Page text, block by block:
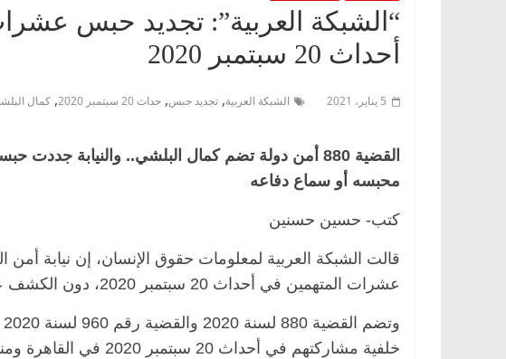
“الشبكة العربية”: تجديد حبس
أحداث 20 سبتمبر 2020
5 يناير، 2021 الشبكة العربية, تجديد حبس, حداث 20 سبتمبر 2020 , كمال
القضية 880 أمن دولة تضم كمال البلشي.. والنيابة
محبسه أو سماع دفاعه
كتب- حسين حسنين
قالت الشبكة العربية لمعلومات حقوق الإنسان، إن نيابة أمن
عشرات المتهمين في أحداث 20 سبتمبر 2020، دون الكشف عن تفاصيل جلستهم أو الأسماء.
خلفية مشاركتهم في أحداث 20 سبتمبر 2020 في القاهرة ومناطق متفرقة من المحافظات.
الرئيسية ناس وناس
في ذكرى رحيله.. د. نور فرحات فقيه
قانوني دافع عن قضايا الوطن وانحاز
فاروق.. خبير اقتصادي
ميلاده وحيداً على أبواب